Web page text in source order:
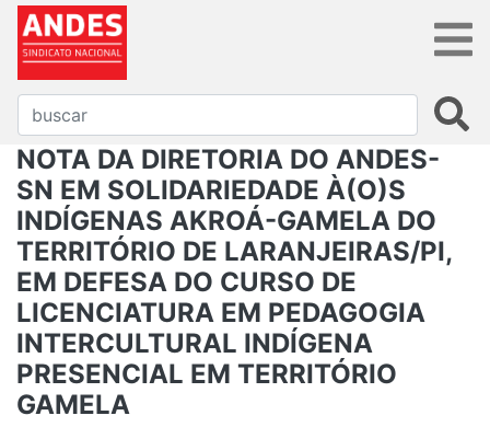
NOTA DA DIRETORIA DO ANDES-
SN EM SOLIDARIEDADE À(O)S
INDÍGENAS AKROÁ-GAMELA DO
TERRITÓRIO DE LARANJEIRAS/PI,
EM DEFESA DO CURSO DE
LICENCIATURA EM PEDAGOGIA
INTERCULTURAL INDÍGENA
PRESENCIAL EM TERRITÓRIO
GAMELA